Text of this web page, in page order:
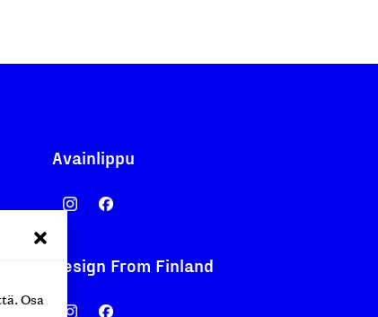
Osa
Avainlippu
Design From Finland